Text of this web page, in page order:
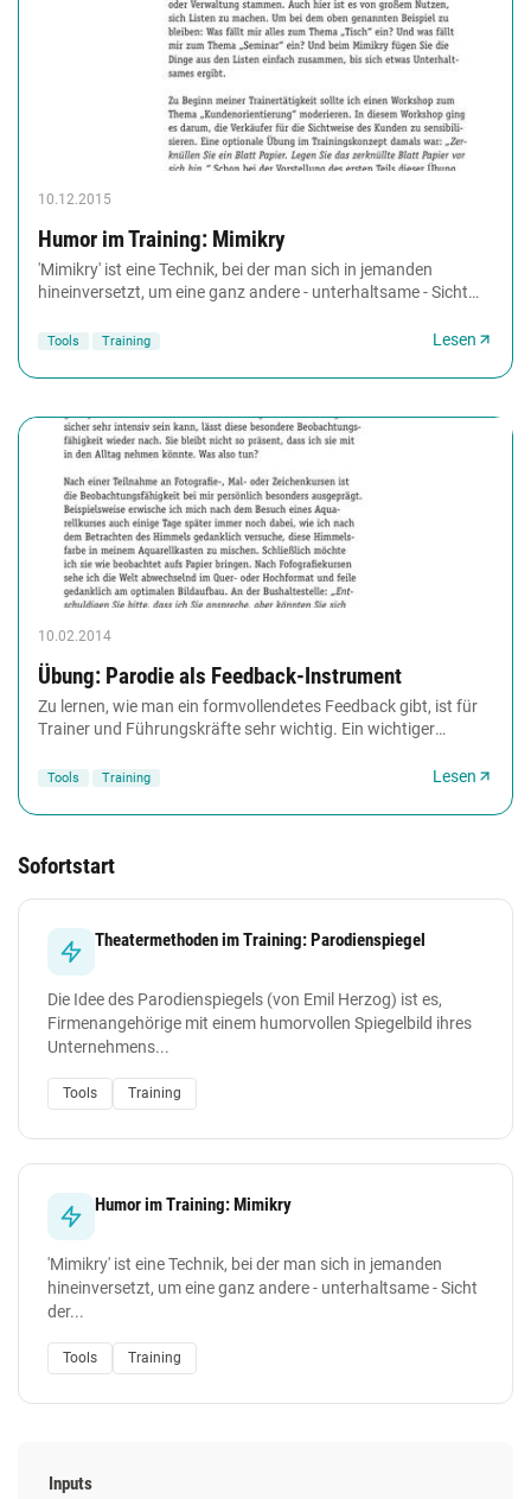
10.12.2015
Humor im Training: Mimikry
'Mimikry' ist eine Technik, bei der man sich in jemanden
hineinversetzt, um eine ganz andere - unterhaltsame - Sicht
Tools Training Lesen
10.02.2014
Übung: Parodie als Feedback-Instrument
Zu lernen, wie man ein formvollendetes Feedback gibt, ist für
Trainer und Führungskräfte sehr wichtig. Ein wichtiger
Tools Training Lesen
Sofortstart
Theatermethoden im Training: Parodienspiegel
Die Idee des Parodienspiegels (von Emil Herzog) ist es,
Firmenangehörige mit einem humorvollen Spiegelbild ihres
Unternehmens...
Tools Training
Humor im Training: Mimikry
'Mimikry' ist eine Technik, bei der man sich in jemanden
hineinversetzt, um eine ganz andere - unterhaltsame - Sicht
der...
Tools Training
Inputs